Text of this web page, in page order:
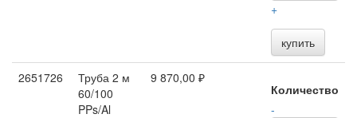
+
купить
2651726
Труба 2 м
60/100
PPs/Al
9 870,00 ₽
Количество
-